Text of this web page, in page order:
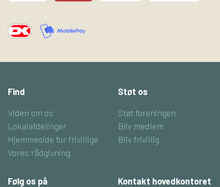
Find
Viden om os
Lokalafdelinger
Hjemmeside for frivillige
Vores rådgivning
Støt os
Støt foreningen
Bliv medlem
Bliv frivillig
Følg os på
Kontakt hovedkontoret